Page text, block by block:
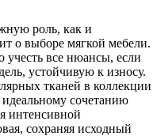
роль, как и
о выборе мягкой мебели.
все нюансы, если
устойчивую к износу.
тканей в коллекции
сочетанию
интенсивной
сохраняя исходный